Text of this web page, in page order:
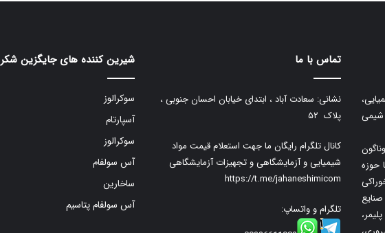
شیمی
حوزه
تماس با ما
نشانی: سعادت آباد ، ابتدای خیابان احسان جنوبی ،
پلاک ۵۲
کانال تلگرام رایگان ما جهت استعلام قیمت مواد
شیمیایی و آزمایشگاهی و تجهیزات آزمایشگاهی
https://t.me/jahaneshimicom
تلگرام و واتساپ:
شیرین کننده های جایگزین شکر
سوکرالوز
آسپارتام
سوکرالوز
آس سولفام
ساخارین
آس سولفام پتاسیم